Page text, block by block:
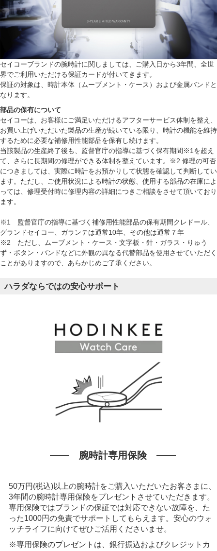
セイコーブランドの腕時計に関しましては、ご購入日から3年間、全世
界でご利用いただける保証カードが付いてきます。
保証の対象は、時計本体（ムーブメント・ケース）および金属バンドと
なります。
部品の保有について
セイコーは、お客様にご満足いただけるアフターサービス体制を整え、
お買い上げいただいた製品の生産が続いている限り、時計の機能を維持
するために必要な補修用性能部品を保有し続けます。
当該製品の生産終了後も、監督官庁の指導に基づく保有期間※1を超え
て、さらに長期間の修理ができる体制を整えています。※2 修理の可否
につきましては、実際に時計をお預かりして状態を確認して判断してい
ます。ただし、ご使用状況による時計の状態、使用する部品の在庫によ
っては、修理受付時に修理内容の詳細につきご相談をさせて頂いており
ます。
※1 監督官庁の指導に基づく補修用性能部品の保有期間クレドール、
グランドセイコー、ガランテは通常10年、その他は通常７年
※2 ただし、ムーブメント・ケース・文字板・針・ガラス・りゅう
ず・ボタン・バンドなどに外観の異なる代替部品を使用させていただく
ことがありますので、あらかじめご了承ください。
ハラダならではの安心サポート
腕時計専用保険
50万円(税込)以上の腕時計をご購入いただいたお客さまに、
3年間の腕時計専用保険をプレゼントさせていただきます。
専用保険ではブランドの保証では対応できない故障を、た
った1000円の免責でサポートしてもらえます。安心のウォ
ッチライフに向けてぜひご活用くださいませ。
※専用保険のプレゼントは、銀行振込およびクレジットカ